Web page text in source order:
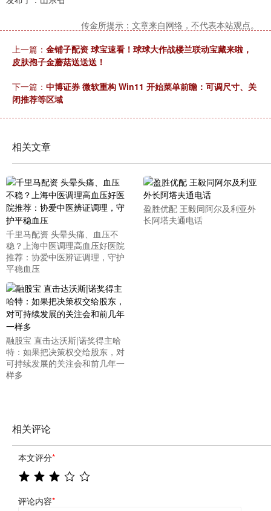
传金所提示：文章来自网络，不代表本站观点。
上一篇： 金铺子配资 球宝速看！球球大作战楼兰联动宝藏来啦，
皮肤孢子金蘑菇送送送！
下一篇： 中博证券 微软重构 Win11 开始菜单前瞻：可调尺寸、关
闭推荐等区域
相关文章
千里马配资 头晕头痛、血压不
稳？上海中医调理高血压好医院
推荐：协爱中医辨证调理，守护
平稳血压
盈胜优配 王毅同阿尔及利亚外
长阿塔夫通电话
融股宝 直击达沃斯|诺奖得主哈
特：如果把决策权交给股东，对
可持续发展的关注会和前几年一
样多
相关评论
本文评分*
评论内容*